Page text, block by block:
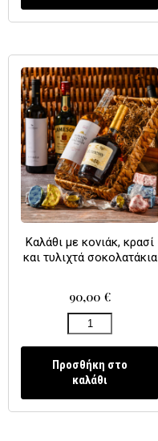
Καλάθι με κονιάκ, κρασί
και τυλιχτά σοκολατάκια
90,00 €
Προσθήκη στο
καλάθι